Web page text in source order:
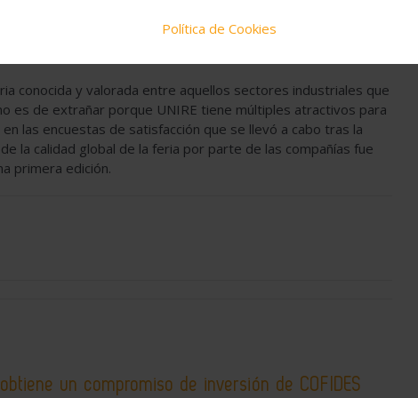
conocida y valorada entre aquellos sectores industriales que
es de extrañar porque UNIRE tiene múltiples atractivos para
las encuestas de satisfacción que se llevó a cabo tras la
la calidad global de la feria por parte de las compañías fue
primera edición.
un compromiso de inversión de COFIDES
Política de Cookies